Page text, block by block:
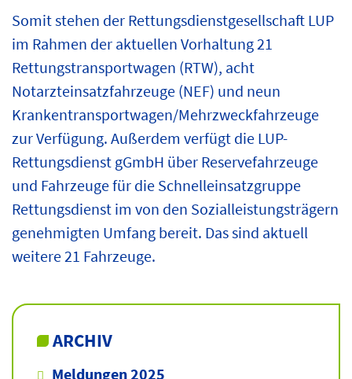
Somit stehen der Rettungsdienstgesellschaft LUP
im Rahmen der aktuellen Vorhaltung 21
Rettungstransportwagen (RTW), acht
Notarzteinsatzfahrzeuge (NEF) und neun
Krankentransportwagen/Mehrzweckfahrzeuge
zur Verfügung. Außerdem verfügt die LUP-
Rettungsdienst gGmbH über Reservefahrzeuge
und Fahrzeuge für die Schnelleinsatzgruppe
Rettungsdienst im von den Sozialleistungsträgern
genehmigten Umfang bereit. Das sind aktuell
weitere 21 Fahrzeuge.
ARCHIV
Meldungen 2025